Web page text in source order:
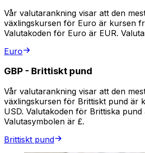
Vår valutarankning visar att den
växlingskursen för Euro är kursen
Valutakoden för Euro är EUR.
Euro
GBP - Brittiskt pund
Vår valutarankning visar att den
växlingskursen för Brittiskt pund är
USD. Valutakoden för Brittiska pund
Valutasymbolen är £.
Brittiskt pund